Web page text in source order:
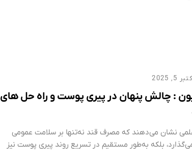
5, 2025
: چالش پنهان در پیری پوست و راه حل های
نشان می‌دهند که مصرف قند نه‌تنها بر سلامت عمومی
بلکه به‌طور مستقیم در تسریع روند پیری پوست نیز